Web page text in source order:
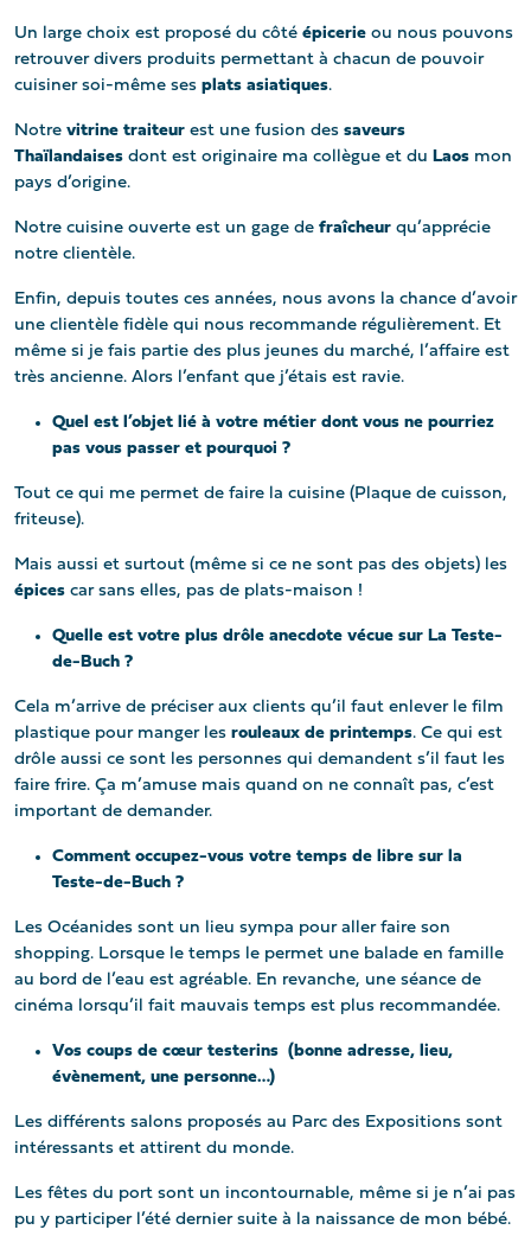
Un large choix est proposé du côté épicerie ou nous pouvons
retrouver divers produits permettant à chacun de pouvoir
cuisiner soi-même ses plats asiatiques.
Notre vitrine traiteur est une fusion des saveurs
Thaïlandaises dont est originaire ma collègue et du Laos mon
pays d’origine.
Notre cuisine ouverte est un gage de fraîcheur qu’apprécie
notre clientèle.
Enfin, depuis toutes ces années, nous avons la chance d’avoir
une clientèle fidèle qui nous recommande régulièrement. Et
même si je fais partie des plus jeunes du marché, l’affaire est
très ancienne. Alors l’enfant que j’étais est ravie.
Quel est l’objet lié à votre métier dont vous ne pourriez
pas vous passer et pourquoi ?
Tout ce qui me permet de faire la cuisine (Plaque de cuisson,
friteuse).
Mais aussi et surtout (même si ce ne sont pas des objets) les
épices car sans elles, pas de plats-maison !
Quelle est votre plus drôle anecdote vécue sur La Teste-
de-Buch ?
Cela m’arrive de préciser aux clients qu’il faut enlever le film
plastique pour manger les rouleaux de printemps. Ce qui est
drôle aussi ce sont les personnes qui demandent s’il faut les
faire frire. Ça m’amuse mais quand on ne connaît pas, c’est
important de demander.
Comment occupez-vous votre temps de libre sur la
Teste-de-Buch ?
Les Océanides sont un lieu sympa pour aller faire son
shopping. Lorsque le temps le permet une balade en famille
au bord de l’eau est agréable. En revanche, une séance de
cinéma lorsqu’il fait mauvais temps est plus recommandée.
Vos coups de cœur testerins (bonne adresse, lieu,
évènement, une personne…)
Les différents salons proposés au Parc des Expositions sont
intéressants et attirent du monde.
Les fêtes du port sont un incontournable, même si je n’ai pas
pu y participer l’été dernier suite à la naissance de mon bébé.